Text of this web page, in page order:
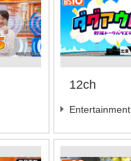
12ch
Entertainment